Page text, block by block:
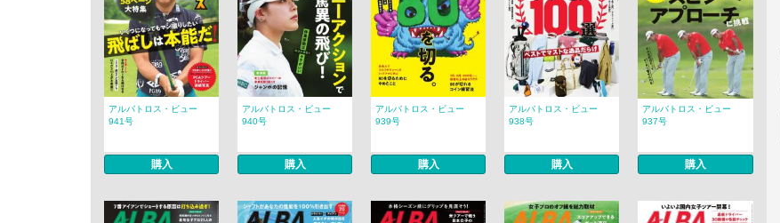
アルバトロス・ビュー
941号
購入
アルバトロス・ビュー
940号
購入
アルバトロス・ビュー
939号
購入
アルバトロス・ビュー
938号
購入
アルバトロス・ビュー
937号
購入